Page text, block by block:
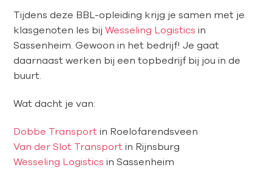
Tijdens deze BBL-opleiding krijg je samen met je
klasgenoten les bijWesseling Logistics in
Sassenheim. Gewoon in het bedrijf! Je gaat
daarnaast werken bij een topbedrijf bij jou in de
buurt.
Wat dacht je van:
Dobbe Transport in Roelofarendsveen
Van der Slot Transport in Rijnsburg
Wesseling Logistics in Sassenheim